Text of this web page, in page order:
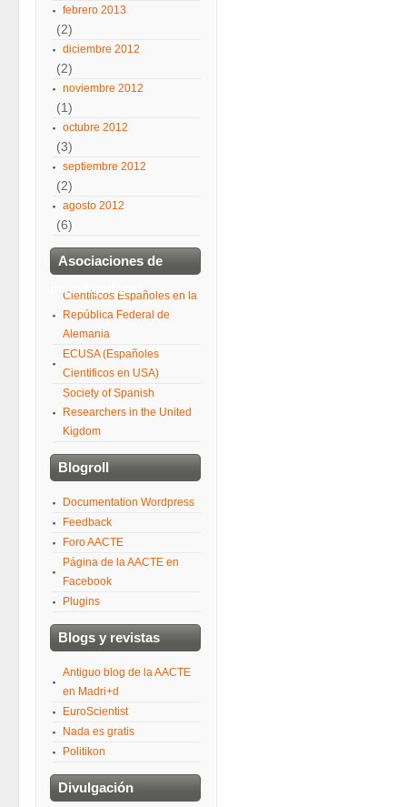
febrero 2013
(2)
diciembre 2012
(2)
noviembre 2012
(1)
octubre 2012
(3)
septiembre 2012
(2)
agosto 2012
(6)
Asociaciones de
investigadores
Científicos Españoles en la
República Federal de
Alemania
ECUSA (Españoles
Cientificos en USA)
Society of Spanish
Researchers in the United
Kigdom
Blogroll
Documentation Wordpress
Feedback
Foro AACTE
Página de la AACTE en
Facebook
Plugins
Blogs y revistas
Antiguo blog de la AACTE
en Madri+d
EuroScientist
Nada es gratis
Politikon
Divulgación